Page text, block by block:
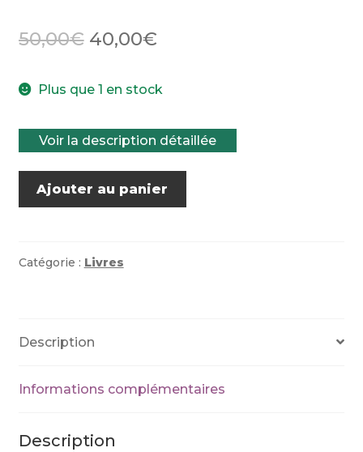
50,00€ Le
initial
était :
50,00€.
40,00€Le
actuel
est :
40,00€.
Plus que 1 en stock
Voir la description détaillée
quantité
aventures
Ajouter au panier
Catégorie : Livres
Description
Informations complémentaires
Description